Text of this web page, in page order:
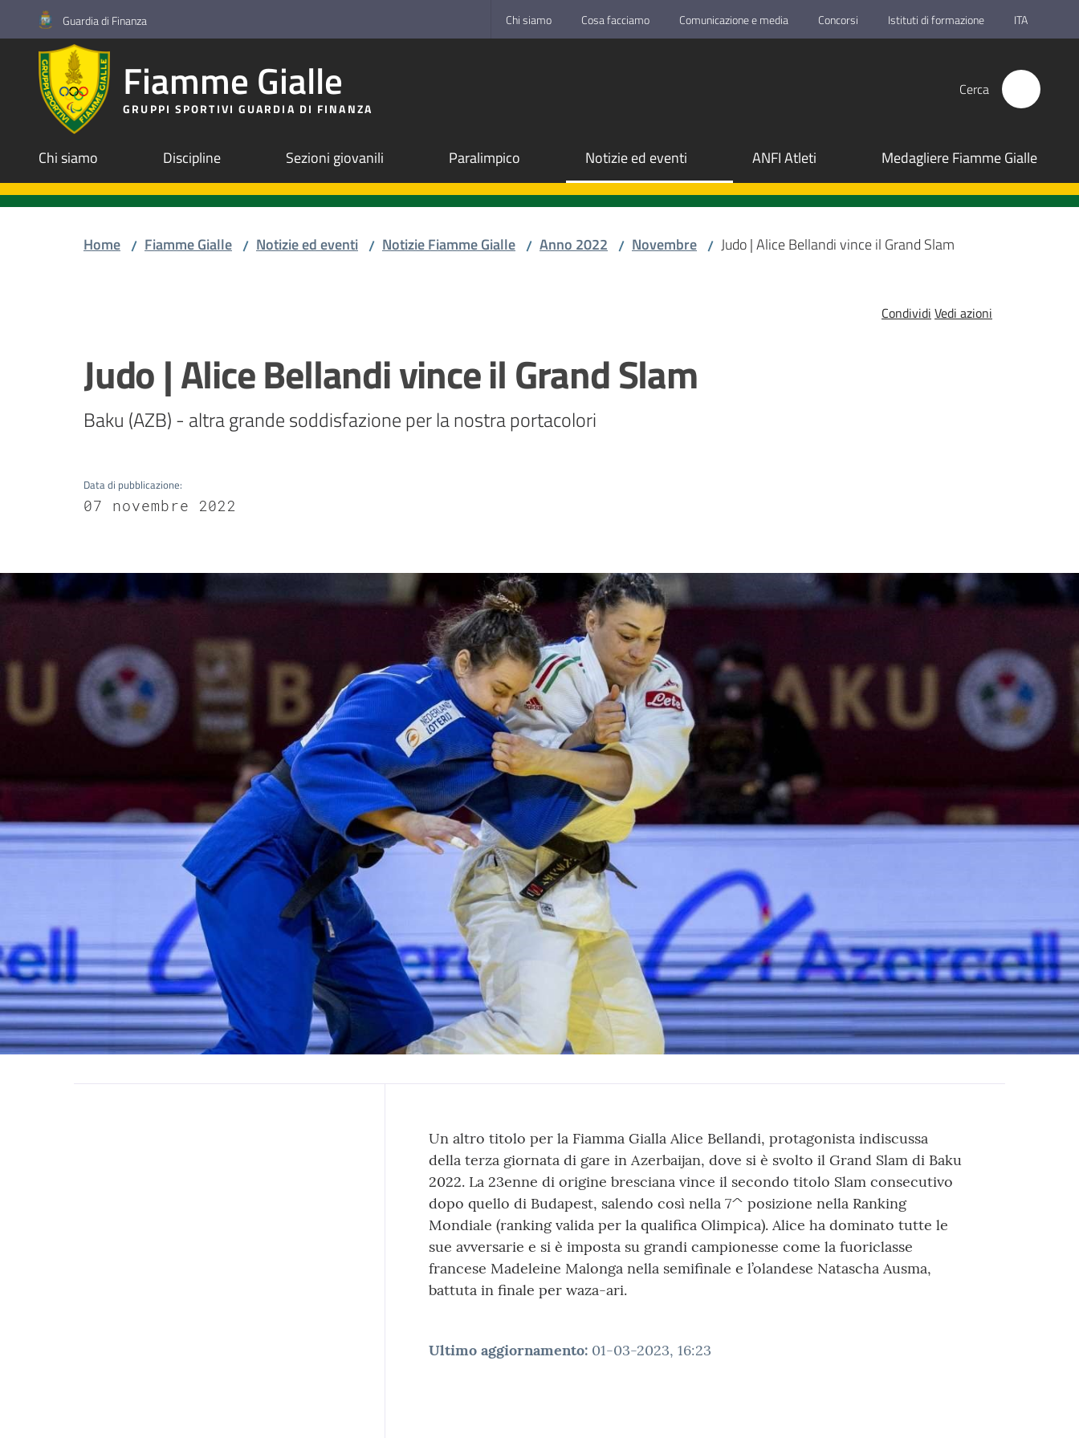
Vai al contenuto
Vai alla navigazione
Vai al footerGuardia di Finanza Chi siamo Cosa facciamo Comunicazione e media Concorsi Istituti di formazione ITA
Fiamme Gialle
GRUPPI SPORTIVI GUARDIA DI FINANZA
Cerca
Chi siamo Discipline Sezioni giovanili Paralimpico Notizie ed eventi ANFI Atleti Medagliere Fiamme Gialle
Home / Fiamme Gialle / Notizie ed eventi / Notizie Fiamme Gialle / Anno 2022 / Novembre / Judo | Alice Bellandi vince il Grand Slam
Judo | Alice Bellandi vince il Grand Slam
Baku (AZB) - altra grande soddisfazione per la nostra portacolori
Data di pubblicazione:
07 novembre 2022
Condividi Vedi azioni
Contenuto
Un altro titolo per la Fiamma Gialla Alice Bellandi, protagonista indiscussa
della terza giornata di gare in Azerbaijan, dove si è svolto il Grand Slam di Baku
2022. La 23enne di origine bresciana vince il secondo titolo Slam consecutivo
dopo quello di Budapest, salendo così nella 7^ posizione nella Ranking
Mondiale (ranking valida per la qualifica Olimpica). Alice ha dominato tutte le
sue avversarie e si è imposta su grandi campionesse come la fuoriclasse
francese Madeleine Malonga nella semifinale e l’olandese Natascha Ausma,
battuta in finale per waza-ari.
Ultimo aggiornamento: 01-03-2023, 16:23